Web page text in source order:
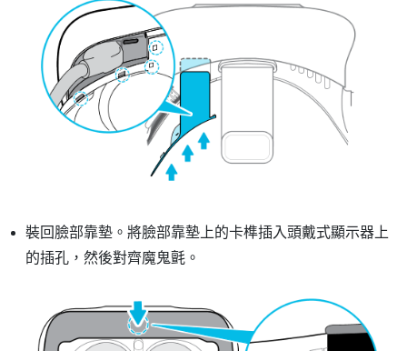
裝回臉部靠墊。將臉部靠墊上的卡榫插入頭戴式顯示器上
的插孔，然後對齊魔鬼氈。